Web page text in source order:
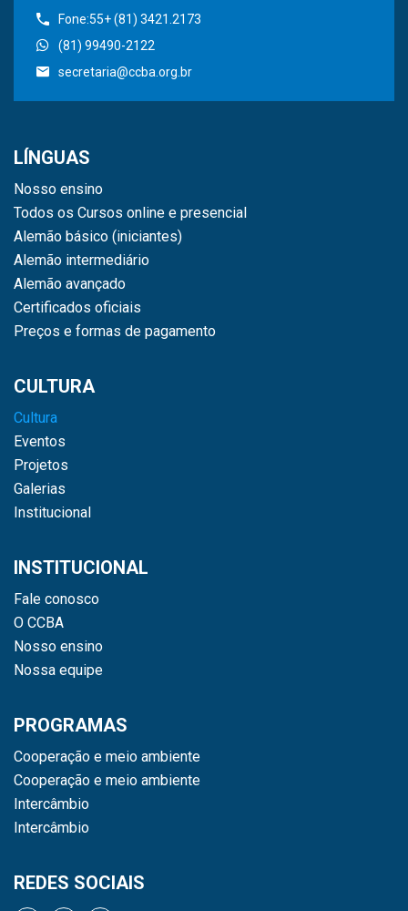
Fone:55+ (81) 3421.2173
(81) 99490-2122
secretaria@ccba.org.br
LÍNGUAS
Nosso ensino
Todos os Cursos online e presencial
Alemão básico (iniciantes)
Alemão intermediário
Alemão avançado
Certificados oficiais
Preços e formas de pagamento
CULTURA
Cultura
Eventos
Projetos
Galerias
Institucional
INSTITUCIONAL
Fale conosco
O CCBA
Nosso ensino
Nossa equipe
PROGRAMAS
Cooperação e meio ambiente
Cooperação e meio ambiente
Intercâmbio
Intercâmbio
REDES SOCIAIS